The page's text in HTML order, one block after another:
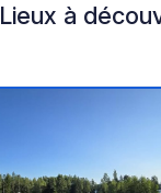
Lieux à